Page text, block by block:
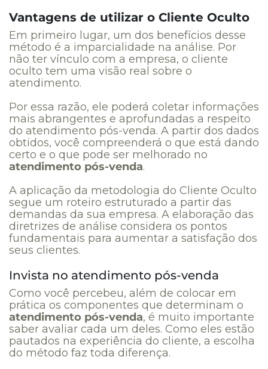
Vantagens de utilizar o Cliente Oculto
Em primeiro lugar, um dos benefícios desse
método é a imparcialidade na análise. Por
não ter vínculo com a empresa, o cliente
oculto tem uma visão real sobre o
atendimento.
Por essa razão, ele poderá coletar informações
mais abrangentes e aprofundadas a respeito
do atendimento pós-venda. A partir dos dados
obtidos, você compreenderá o que está dando
certo e o que pode ser melhorado no
atendimento pós-venda.
A aplicação da metodologia do Cliente Oculto
segue um roteiro estruturado a partir das
demandas da sua empresa. A elaboração das
diretrizes de análise considera os pontos
fundamentais para aumentar a satisfação dos
seus clientes.
Invista no atendimento pós-venda
Como você percebeu, além de colocar em
prática os componentes que determinam o
atendimento pós-venda, é muito importante
saber avaliar cada um deles. Como eles estão
pautados na experiência do cliente, a escolha
do método faz toda diferença.